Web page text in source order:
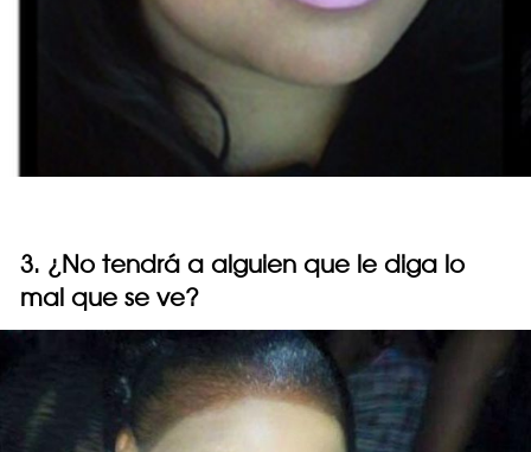
3. ¿No tendrá a alguien que le diga lo
mal que se ve?